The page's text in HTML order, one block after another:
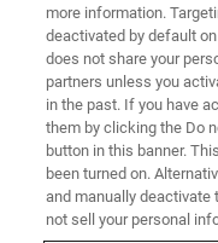
Aperçu
Description:
more information.
deactivated by default
does not share your
partners unless you
in the past. If you have
them by clicking the Do
button in this banner.
been turned on.
and manually deactivate
not sell your personal